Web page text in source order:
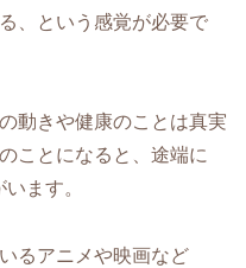
、という感覚が必要で
動きや健康のことは真実
ことになると、途端に
ます。
るアニメや映画など